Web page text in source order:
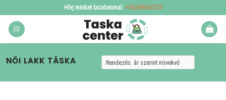
to
content
Hívj minket bizalommal: +36209433720
NŐI LAKK TÁSKA